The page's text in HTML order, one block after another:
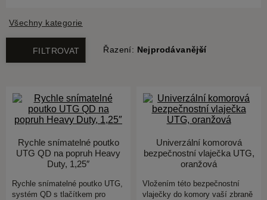
Všechny kategorie
FILTROVAT Řazení: Nejprodávanější
Rychle snímatelné poutko
UTG QD na popruh Heavy
Duty, 1,25″
Rychle snímatelné poutko UTG,
systém QD s tlačítkem pro
Univerzální komorová
bezpečnostní vlaječka UTG,
oranžová
Vložením této bezpečnostní
vlaječky do komory vaší zbraně